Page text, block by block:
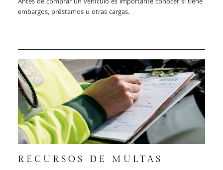
embargos, préstamos u otras cargas.
RECURSOS DE MULTAS